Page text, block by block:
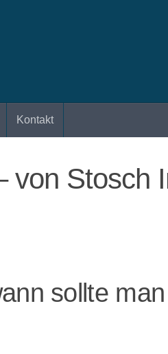
Kontakt
von Stosch
sollte